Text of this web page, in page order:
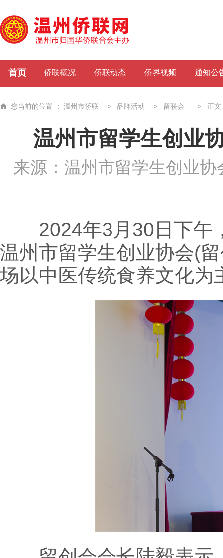
首页 侨联概况 侨联动态 侨界视频 通知公
您当前的位置 ： 温州市侨联 -> 品牌活动 -> 留联会 --> 正文
温州市留学生创业
来源：温州市留学生创业协
2024年3月30日下午
温州市留学生创业协会(
场以中医传统食养文化为